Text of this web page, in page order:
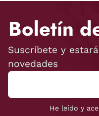
Boletín
Suscríbete y
novedades
He leído y